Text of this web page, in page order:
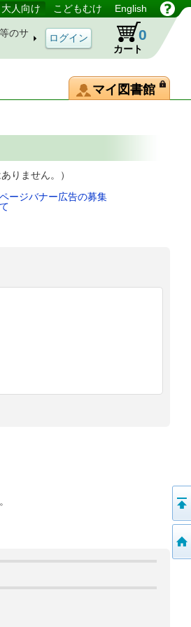
大人向け こどもむけ English
のサ
カート
0
マイ図書館
せん。）
ージバナー広告の募集